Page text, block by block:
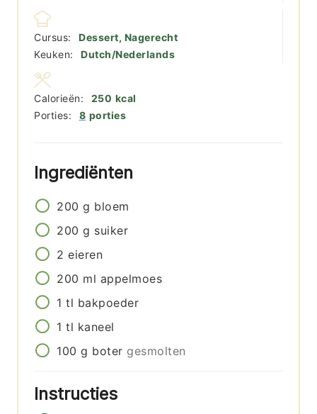
Cursus:
Dessert, Nagerecht
Keuken:
Dutch/Nederlands
Porties: 8 porties
Calorieën: 250 kcal
Ingrediënten
200 g bloem
200 g suiker
2 eieren
200 ml appelmoes
1 tl bakpoeder
1 tl kaneel
100 g boter gesmolten
Instructies